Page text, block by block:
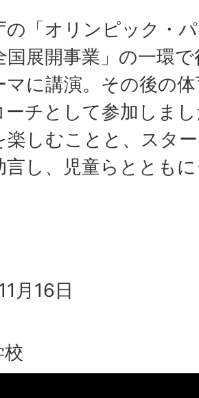
の「オリンピック・
国展開事業」の一環
マに講演。その後の
ーチとして参加しま
楽しむことと、スタ
言し、児童らととも
月16日